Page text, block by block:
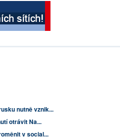
nutně vznik...
otrávit Na...
v social...